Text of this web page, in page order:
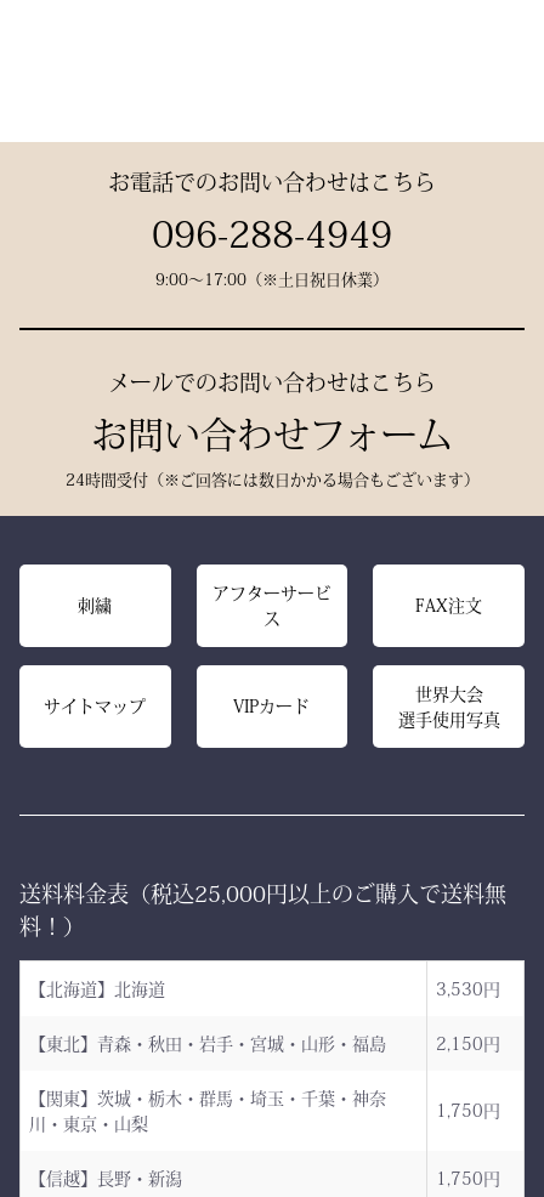
数々の名勝負の舞台にも選
ばれた、 純日本製の誇り
生地には、埼玉・武州の老
深みある色合いと、驚くほ
どの軽やかさを兼ね備え、
手にした瞬間、ふわりと温
もりを感じる風格ある仕上
がりです。
また、日本製の高精度アイ
ロン技術と熟練の縫製によ
り、
ち姿までも凛々しく映えま
日本が世界に誇る本物の
袴、その風合いをぜひご体
感ください。
統の一着 ― 武州金橋
8800 木綿袴 ―
す。
試合会場で竹刀袋を手に取
った瞬間、
「何だ、あれは？」と視線
感を放つ――それがベルベ
ットの力です。
派手ではない。だが、圧倒
的にかっこいい。
強い選手ほど、道具にも品
える竹刀袋です。
く守るクッション構造。
高密度ベルベットと日本製
「見た目だけ」では終わら
ます。
ただ運ぶための袋ではあり
これは、
とうための竹刀袋。
お電話でのお問い合わせはこちら
096-288-4949
9:00〜17:00（※土日祝日休業）
メールでのお問い合わせはこちら
お問い合わせフォーム
24時間受付（※ご回答には数日かかる場合もございます）
刺繍
アフターサービ
ス
FAX注文
サイトマップ VIPカード
世界大会
選手使用写真
送料料金表（税込25,000円以上のご購入で送料無
料！）
【北海道】北海道 3,530円
【東北】青森・秋田・岩手・宮城・山形・福島 2,150円
【関東】茨城・栃木・群馬・埼玉・千葉・神奈
川・東京・山梨
1,750円
【信越】長野・新潟 1,750円